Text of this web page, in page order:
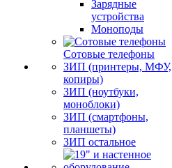
Зарядные
устройства
Моноподы
Сотовые телефоны
ЗИП (принтеры, МФУ,
копиры)
ЗИП (ноутбуки,
моноблоки)
ЗИП (смартфоны,
планшеты)
ЗИП остальное